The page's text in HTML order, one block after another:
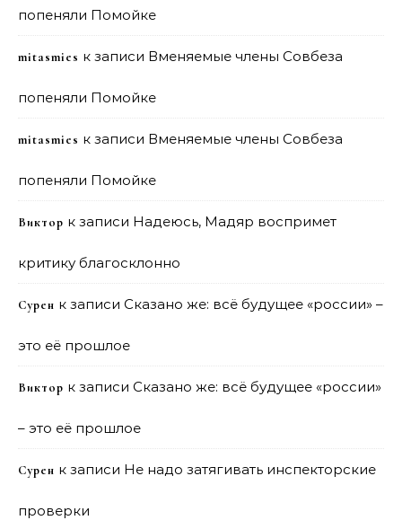
попеняли Помойке
mitasmies к записи Вменяемые члены Совбеза
попеняли Помойке
mitasmies к записи Вменяемые члены Совбеза
попеняли Помойке
Виктор к записи Надеюсь, Мадяр воспримет
критику благосклонно
Сурен к записи Сказано же: всё будущее «россии» –
это её прошлое
Виктор к записи Сказано же: всё будущее «россии»
– это её прошлое
Сурен к записи Не надо затягивать инспекторские
проверки